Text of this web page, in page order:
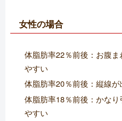
女性の場合
体脂肪率22％前後：お腹
やすい
体脂肪率20％前後：縦線が
体脂肪率18％前後：かな
やすい